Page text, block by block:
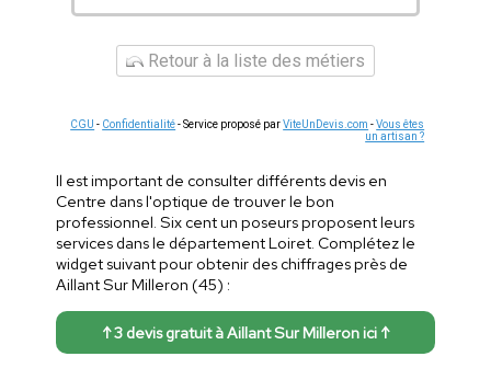
Retour à la liste des métiers
CGU - Confidentialité- Service proposé parViteUnDevis.com -Vous êtes
un artisan ?
Il est important de consulter différents devis en
Centre dans l'optique de trouver le bon
professionnel. Six cent un poseurs proposent leurs
services dans le département Loiret. Complétez le
widget suivant pour obtenir des chiffrages près de
Aillant Sur Milleron (45) :
↑ 3 devis gratuit à Aillant Sur Milleron ici ↑